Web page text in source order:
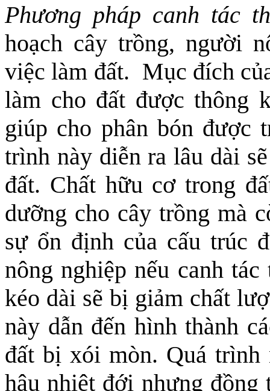
Phương pháp canh tác
hoạch cây trồng, người
việc làm đất. Mục đích
làm cho đất được thông
giúp cho phân bón được
trình này diễn ra lâu dài
đất. Chất hữu cơ trong
dưỡng cho cây trồng mà
sự ổn định của cấu trúc
nông nghiệp nếu canh
kéo dài sẽ bị giảm chất
này dẫn đến hình thành
đất bị xói mòn. Quá
hậu nhiệt đới nhưng